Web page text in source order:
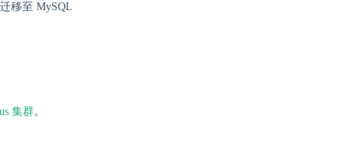
移至 MySQL
集群。